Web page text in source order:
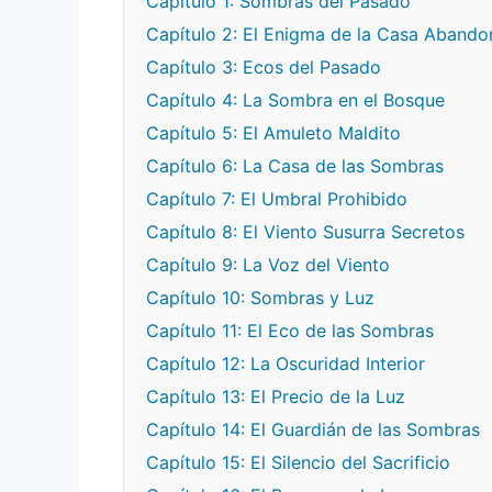
Capítulo 2: El Enigma de la Casa
Capítulo 3: Ecos del Pasado
Capítulo 4: La Sombra en el Bosque
Capítulo 5: El Amuleto Maldito
Capítulo 6: La Casa de las Sombras
Capítulo 7: El Umbral Prohibido
Capítulo 8: El Viento Susurra Secretos
Capítulo 9: La Voz del Viento
Capítulo 10: Sombras y Luz
Capítulo 11: El Eco de las Sombras
Capítulo 12: La Oscuridad Interior
Capítulo 13: El Precio de la Luz
Capítulo 14: El Guardián de las Sombras
Capítulo 15: El Silencio del Sacrificio